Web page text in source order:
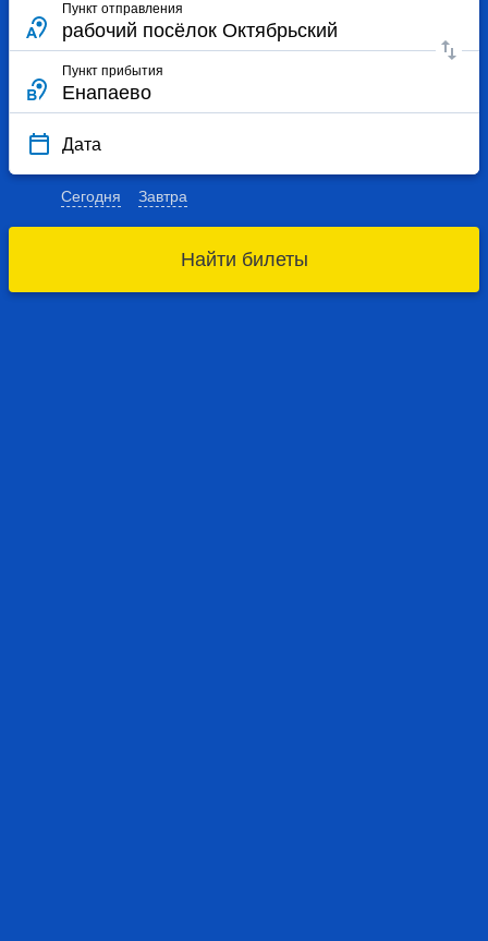
Пункт отправления
Пункт прибытия
Дата
Сегодня Завтра
Найти билеты